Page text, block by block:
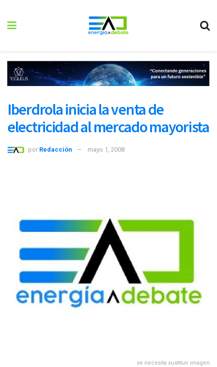
Iberdrola inicia la venta de
electricidad al mercado mayorista
por Redacción mayo 1, 2008
se necesita sustituir imagen